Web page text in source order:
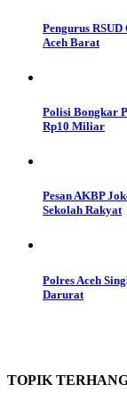
Pengurus
Aceh Barat
Polisi Bongkar
Rp10 Miliar
Pesan AKBP
Sekolah Rakyat
Polres Aceh
Darurat
TOPIK